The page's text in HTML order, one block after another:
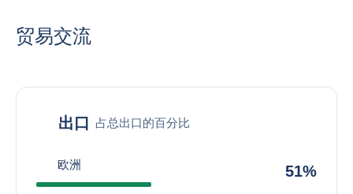
贸易交流
出口 占总出口的百分比
欧洲 51%